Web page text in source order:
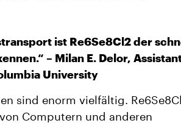
ist Re6Se8Cl2 der
– Milan E. Delor,
University
sind enorm vielfältig.
Computern und anderen